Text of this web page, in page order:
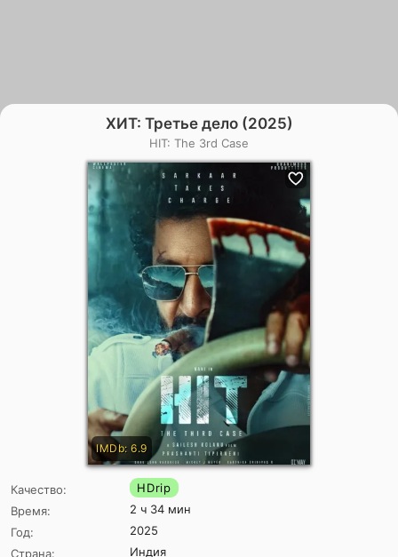
ХИТ: Третье дело (2025)
HIT: The 3rd Case
IMDb: 6.9
Качество:
HDrip
Время:
2 ч 34 мин
Год:
2025
Страна:
Индия